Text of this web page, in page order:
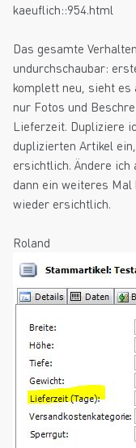
kaeuflich::954.html
Das gesamte
undurchschaubar:
komplett neu, sieht es
nur Fotos und
Lieferzeit. Dupliziere
duplizierten Artikel
ersichtlich. Ändere
dann ein weiteres
wieder ersichtlich.
Roland